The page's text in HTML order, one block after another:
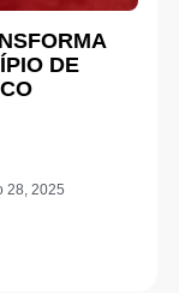
DE
28, 2025